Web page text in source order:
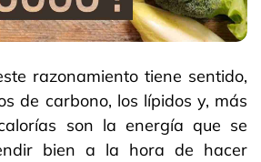
razonamiento tiene sentido,
de carbono, los lípidos y, más
son la energía que se
bien a la hora de hacer